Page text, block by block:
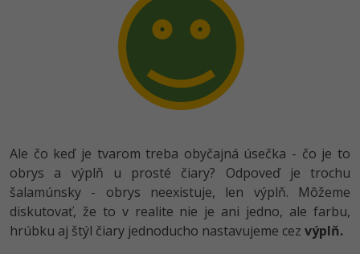
Ale čo keď je tvarom treba obyčajná úsečka - čo je to
obrys a výplň u prosté čiary? Odpoveď je trochu
šalamúnsky - obrys neexistuje, len výplň. Môžeme
diskutovať, že to v realite nie je ani jedno, ale farbu,
hrúbku aj štýl čiary jednoducho nastavujeme cez výplň.